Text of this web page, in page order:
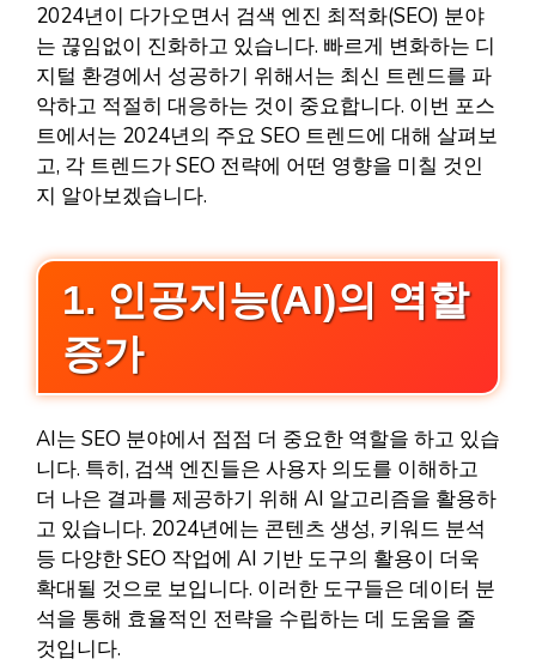
2024년이 다가오면서 검색 엔진 최적화(SEO) 분야
는 끊임없이 진화하고 있습니다. 빠르게 변화하는 디
지털 환경에서 성공하기 위해서는 최신 트렌드를 파
악하고 적절히 대응하는 것이 중요합니다. 이번 포스
트에서는 2024년의 주요 SEO 트렌드에 대해 살펴보
고, 각 트렌드가 SEO 전략에 어떤 영향을 미칠 것인
지 알아보겠습니다.
1. 인공지능(AI)의 역할
증가
AI는 SEO 분야에서 점점 더 중요한 역할을 하고 있습
니다. 특히, 검색 엔진들은 사용자 의도를 이해하고
더 나은 결과를 제공하기 위해 AI 알고리즘을 활용하
고 있습니다. 2024년에는 콘텐츠 생성, 키워드 분석
등 다양한 SEO 작업에 AI 기반 도구의 활용이 더욱
확대될 것으로 보입니다. 이러한 도구들은 데이터 분
석을 통해 효율적인 전략을 수립하는 데 도움을 줄
것입니다.